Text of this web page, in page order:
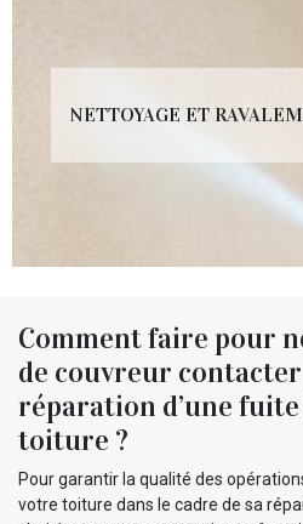
NETTOYAGE ET
Comment faire pour
de couvreur
réparation d’une
toiture ?
Pour garantir la qualité des
votre toiture dans le cadre de sa